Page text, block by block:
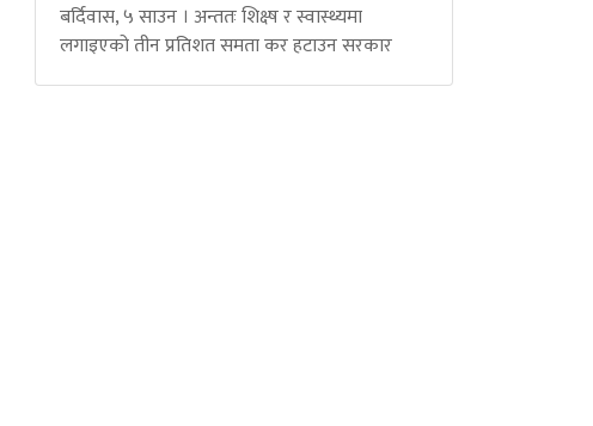
बर्दिवास, ५ साउन । अन्ततः शिक्ष्ष र स्वास्थ्यमा
लगाइएको तीन प्रतिशत समता कर हटाउन सरकार